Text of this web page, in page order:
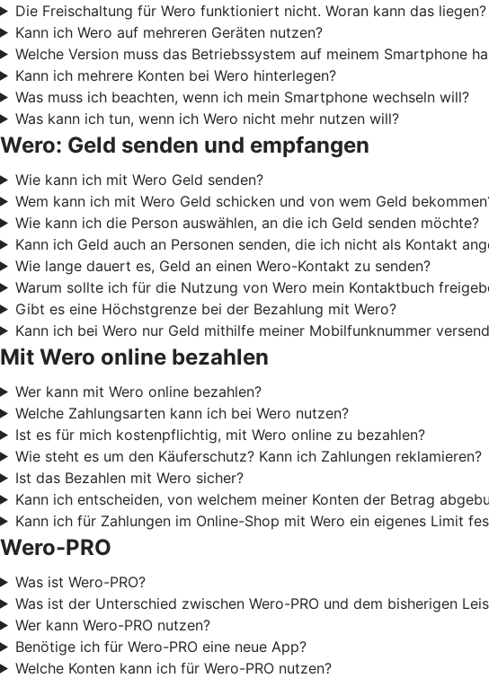
Die Freischaltung für Wero funktioniert nicht. Woran kann das liegen?
Kann ich Wero auf mehreren Geräten nutzen?
Welche Version muss das Betriebssystem auf meinem Smartphone
Kann ich mehrere Konten bei Wero hinterlegen?
Was muss ich beachten, wenn ich mein Smartphone wechseln will?
Was kann ich tun, wenn ich Wero nicht mehr nutzen will?
Wero: Geld senden und empfangen
Wie kann ich mit Wero Geld senden?
Wem kann ich mit Wero Geld schicken und von wem Geld
Wie kann ich die Person auswählen, an die ich Geld senden möchte?
Kann ich Geld auch an Personen senden, die ich nicht als Kontakt
Wie lange dauert es, Geld an einen Wero-Kontakt zu senden?
Warum sollte ich für die Nutzung von Wero mein Kontaktbuch
Gibt es eine Höchstgrenze bei der Bezahlung mit Wero?
Kann ich bei Wero nur Geld mithilfe meiner Mobilfunknummer
Mit Wero online bezahlen
Wer kann mit Wero online bezahlen?
Welche Zahlungsarten kann ich bei Wero nutzen?
Ist es für mich kostenpflichtig, mit Wero online zu bezahlen?
Wie steht es um den Käuferschutz? Kann ich Zahlungen reklamieren?
Ist das Bezahlen mit Wero sicher?
Kann ich entscheiden, von welchem meiner Konten der Betrag
Kann ich für Zahlungen im Online-Shop mit Wero ein eigenes Limit
Wero-PRO
Was ist Wero-PRO?
Was ist der Unterschied zwischen Wero-PRO und dem bisherigen
Wer kann Wero-PRO nutzen?
Benötige ich für Wero-PRO eine neue App?
Welche Konten kann ich für Wero-PRO nutzen?